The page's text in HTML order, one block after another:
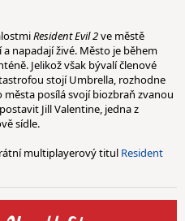
Resident Evil 2ve městě
napadají živé. Město je během
Jelikož však bývalí členové
stojí Umbrella, rozhodne
posílá svojí biozbraň zvanou
Jill Valentine, jedna z
sídle.
multiplayerový titul Resident